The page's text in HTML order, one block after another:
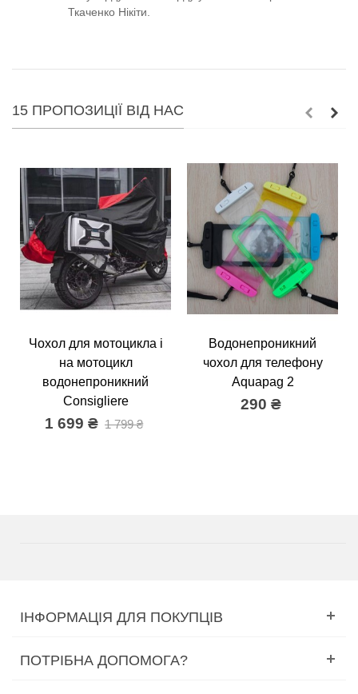
Ткаченко Нікіти.
15 ПРОПОЗИЦІЇ ВІД НАС
Чохол для мотоцикла і
на мотоцикл
водонепроникний
Consigliere
1 699 ₴ 1 799 ₴
Водонепроникний
чохол для телефону
Aquapag 2
290 ₴
ІНФОРМАЦІЯ ДЛЯ ПОКУПЦІВ
ПОТРІБНА ДОПОМОГА?